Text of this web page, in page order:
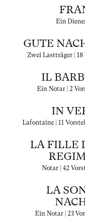
Ein
GUTE
Zwei Lastträger | 18
IL
Ein Notar | 2
IN
Lafontaine | 11
LA FILLE
Notar | 42
LA
Ein Notar | 23